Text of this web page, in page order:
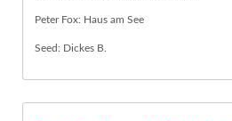
Peter Fox: Haus am See
Seed: Dickes B.